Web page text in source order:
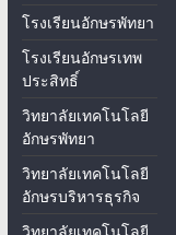
โรงเรียนอักษรพัทยา
โรงเรียนอักษรเทพ
ประสิทธิ์
วิทยาลัยเทคโนโลยี
อักษรพัทยา
วิทยาลัยเทคโนโลยี
อักษรบริหารธุรกิจ